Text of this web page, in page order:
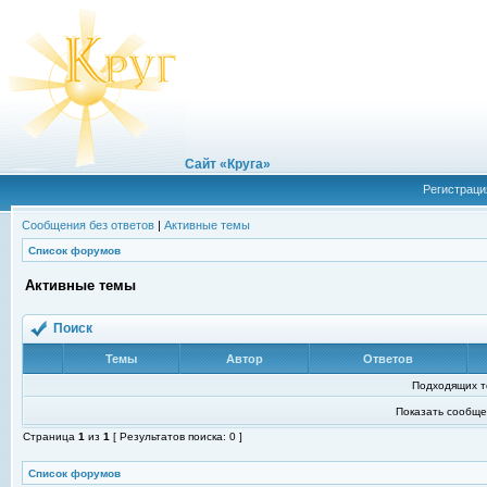
Сайт «Круга»
Сообщения без ответов | Активные темы
Список форумов
Активные темы
Поиск
Темы Автор Ответов
Подходящих
Показать
Страница 1 из 1 [ Результатов поиска: 0 ]
Список форумов